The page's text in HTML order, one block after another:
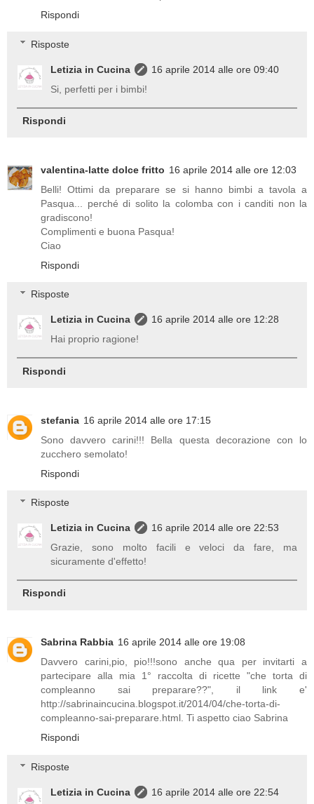
Rispondi
Risposte
Letizia in Cucina
16 aprile 2014 alle ore 09:40
Si, perfetti per i bimbi!
Rispondi
valentina-latte dolce fritto 16 aprile 2014 alle ore 12:03
Belli! Ottimi da preparare se si hanno bimbi a tavola a
Pasqua... perché di solito la colomba con i canditi non la
gradiscono!
Complimenti e buona Pasqua!
Ciao
Rispondi
Risposte
Letizia in Cucina
16 aprile 2014 alle ore 12:28
Hai proprio ragione!
Rispondi
stefania 16 aprile 2014 alle ore 17:15
Sono davvero carini!!! Bella questa decorazione con lo
zucchero semolato!
Rispondi
Risposte
Letizia in Cucina
16 aprile 2014 alle ore 22:53
Grazie, sono molto facili e veloci da fare, ma
sicuramente d'effetto!
Rispondi
Sabrina Rabbia 16 aprile 2014 alle ore 19:08
Davvero carini,pio, pio!!!sono anche qua per invitarti a
partecipare alla mia 1° raccolta di ricette "che torta di
compleanno sai preparare??", il link e'
http://sabrinaincucina.blogspot.it/2014/04/che-torta-di-
compleanno-sai-preparare.html. Ti aspetto ciao Sabrina
Rispondi
Risposte
Letizia in Cucina
16 aprile 2014 alle ore 22:54